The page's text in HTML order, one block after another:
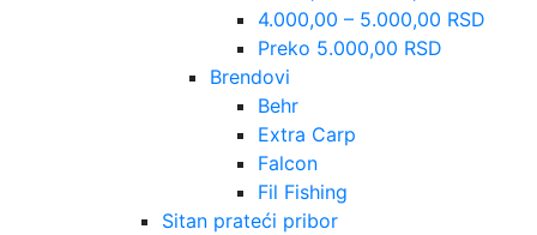
4.000,00 – 5.000,00 RSD
Preko 5.000,00 RSD
Brendovi
Behr
Extra Carp
Falcon
Fil Fishing
Sitan prateći pribor